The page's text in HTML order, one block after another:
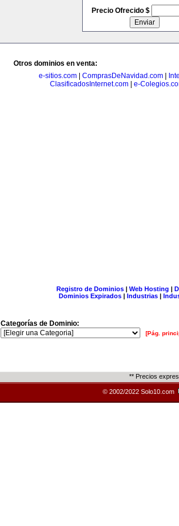
Precio Ofrecido $
Otros dominios en venta:
e-sitios.com| ComprasDeNavidad.com|
ClasificadosInternet.com| e-
Registro de Dominios| Web Hosting |
Dominios Expirados | Industrias |
Categorías de Dominio:
[Pág.
** Precios
© 2002/2022 Solo10.com